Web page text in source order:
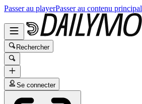
Passer au playerPasser au contenu principal
Rechercher
Se connecter